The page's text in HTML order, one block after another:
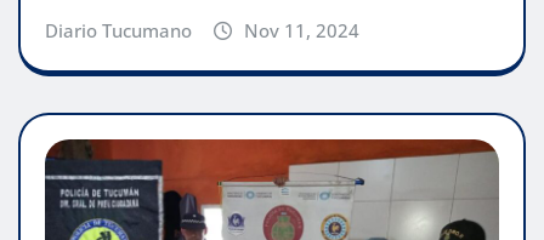
Diario Tucumano Nov 11, 2024